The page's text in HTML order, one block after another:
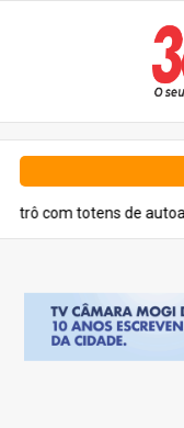
de autoatendimento